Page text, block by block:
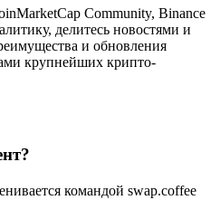
Community, Binance
делитесь новостями и
и обновления
крупнейших крипто-
командой swap.coffee